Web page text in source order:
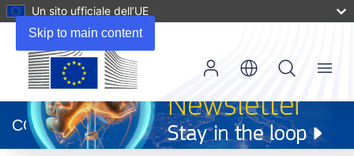
Skip to main content
Un sito ufficiale dell’UE
apre
in
una
CORDIS
Menu